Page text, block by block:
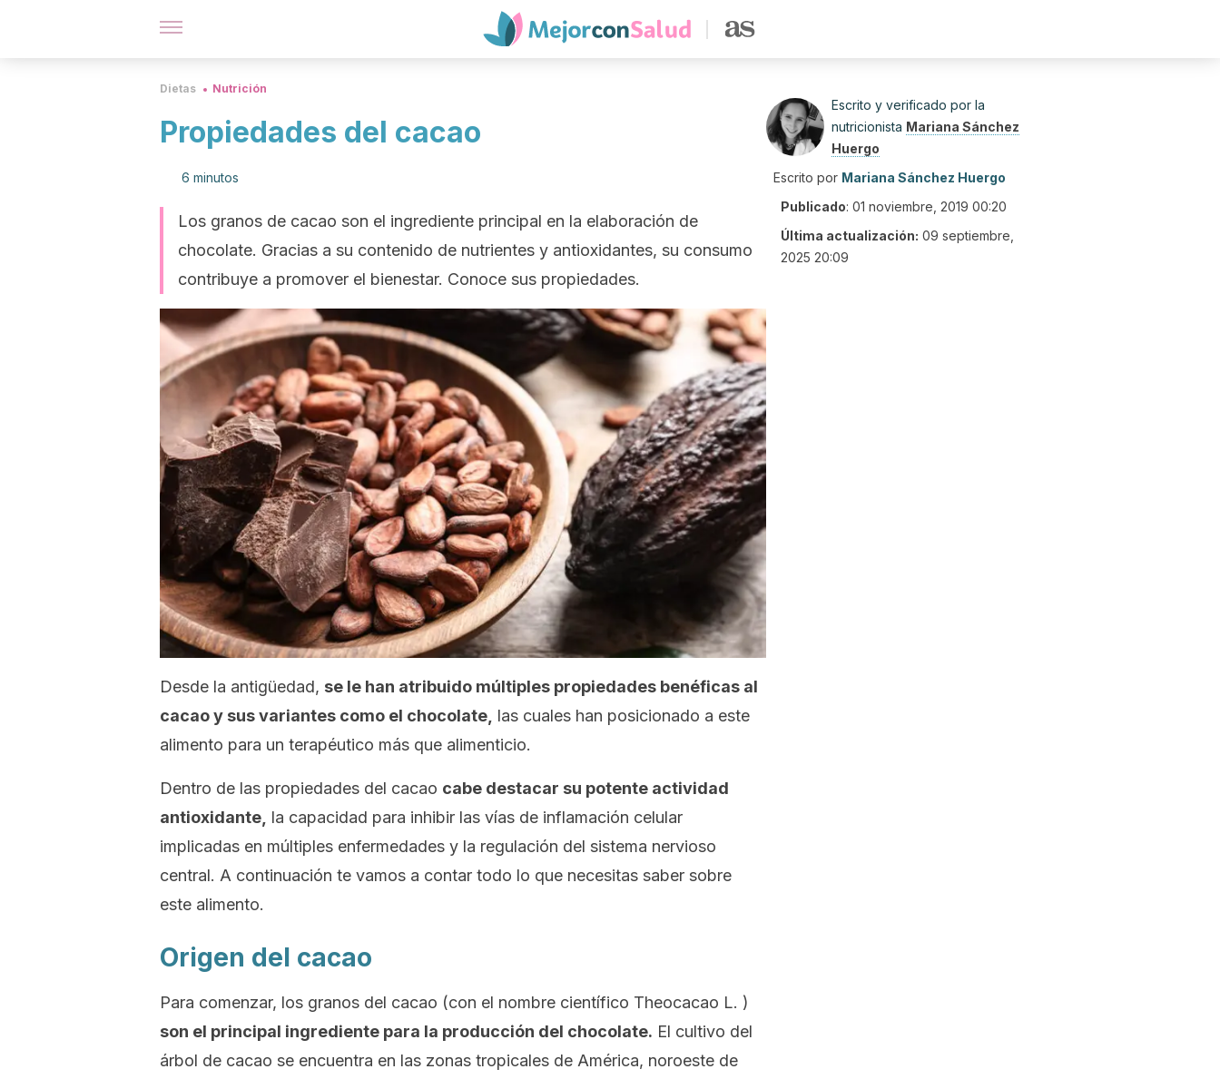
Dietas Nutrición
Propiedades del cacao
6 minutos
Los granos de cacao son el ingrediente principal en la elaboración de
chocolate. Gracias a su contenido de nutrientes y antioxidantes, su consumo
contribuye a promover el bienestar. Conoce sus propiedades.
Desde la antigüedad, se le han atribuido múltiples propiedades benéficas al
cacao y sus variantes como el chocolate, las cuales han posicionado a este
alimento para un terapéutico más que alimenticio.
Dentro de las propiedades del cacao cabe destacar su potente actividad
antioxidante, la capacidad para inhibir las vías de inflamación celular
implicadas en múltiples enfermedades y la regulación del sistema nervioso
central. A continuación te vamos a contar todo lo que necesitas saber sobre
este alimento.
Origen del cacao
Para comenzar, los granos del cacao (con el nombre científico Theocacao L. )
son el principal ingrediente para la producción del chocolate. El cultivo del
árbol de cacao se encuentra en las zonas tropicales de América, noroeste de
Escrito y verificado por la
nutricionista Mariana Sánchez
Huergo
Escrito por Mariana Sánchez Huergo
Publicado: 01 noviembre, 2019 00:20
Última actualización: 09 septiembre,
2025 20:09